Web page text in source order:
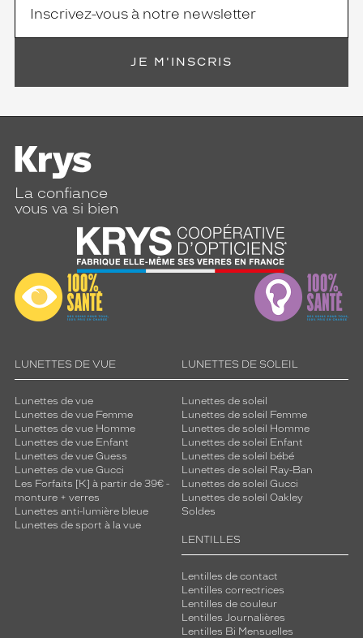
JE M'INSCRIS
La confiance
vous va si bien
LUNETTES DE VUE
Lunettes de vue
Lunettes de vue Femme
Lunettes de vue Homme
Lunettes de vue Enfant
Lunettes de vue Guess
Lunettes de vue Gucci
Les Forfaits [K] à partir de 39€ -
monture + verres
Lunettes anti-lumière bleue
Lunettes de sport à la vue
LUNETTES DE SOLEIL
Lunettes de soleil
Lunettes de soleil Femme
Lunettes de soleil Homme
Lunettes de soleil Enfant
Lunettes de soleil bébé
Lunettes de soleil Ray-Ban
Lunettes de soleil Gucci
Lunettes de soleil Oakley
Soldes
LENTILLES
Lentilles de contact
Lentilles correctrices
Lentilles de couleur
Lentilles Journalières
Lentilles Bi Mensuelles